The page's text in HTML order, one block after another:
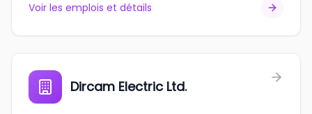
Voir les emplois et détails
Dircam Electric Ltd.